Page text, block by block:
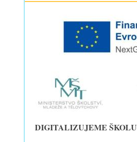
DIGITALIZUJEME ŠKOLU